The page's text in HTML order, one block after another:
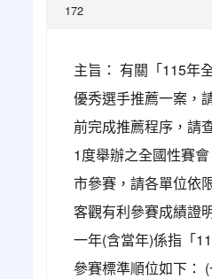
172
主旨： 有關「115年
優秀選手推薦一案，
前完成推薦程序，請
1度舉辦之全國性賽
市參賽，請各單位依
客觀有利參賽成績證
一年(含當年)係指「
參賽標準順位如下：